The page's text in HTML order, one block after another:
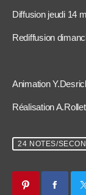
Diffusion jeudi 14
Rediffusion
Animation
Réalisation A.Rollet
24 NOTES/